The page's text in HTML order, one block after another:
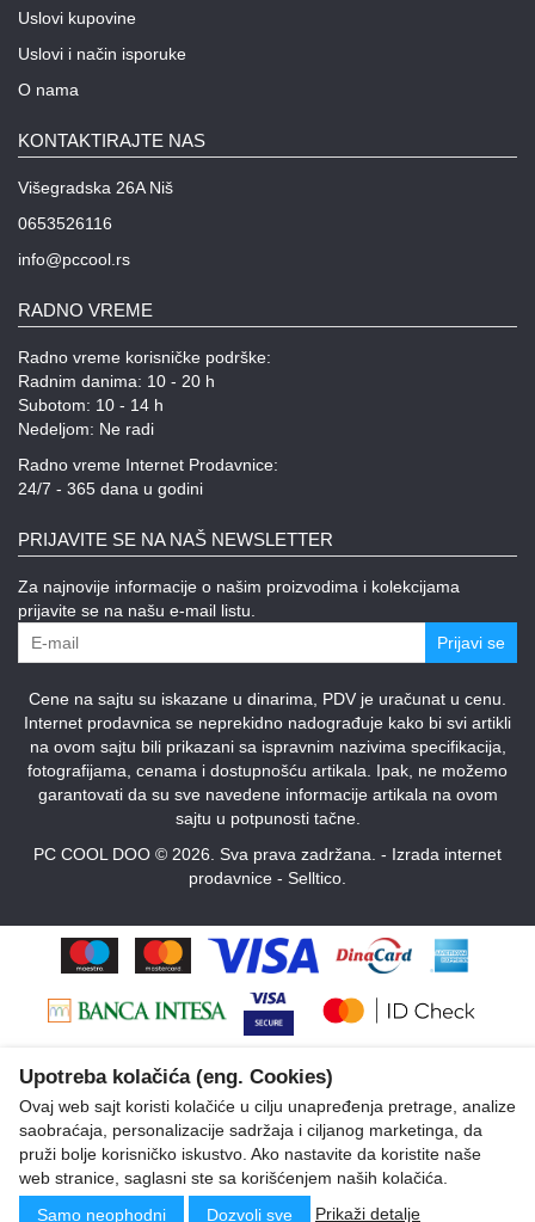
Uslovi kupovine
Uslovi i način isporuke
O nama
KONTAKTIRAJTE NAS
Višegradska 26A Niš
0653526116
info@pccool.rs
RADNO VREME
Radno vreme korisničke podrške:
Radnim danima: 10 - 20 h
Subotom: 10 - 14 h
Nedeljom: Ne radi
Radno vreme Internet Prodavnice:
24/7 - 365 dana u godini
PRIJAVITE SE NA NAŠ NEWSLETTER
Za najnovije informacije o našim proizvodima i kolekcijama
prijavite se na našu e-mail listu.
Prijavi se
Cene na sajtu su iskazane u dinarima, PDV je uračunat u cenu.
Internet prodavnica se neprekidno nadograđuje kako bi svi artikli
na ovom sajtu bili prikazani sa ispravnim nazivima specifikacija,
fotografijama, cenama i dostupnošću artikala. Ipak, ne možemo
garantovati da su sve navedene informacije artikala na ovom
sajtu u potpunosti tačne.
PC COOL DOO © 2026. Sva prava zadržana. - Izrada internet
prodavnice - Selltico.
Upotreba kolačića (eng. Cookies)
Ovaj web sajt koristi kolačiće u cilju unapređenja pretrage, analize
saobraćaja, personalizacije sadržaja i ciljanog marketinga, da
pruži bolje korisničko iskustvo. Ako nastavite da koristite naše
web stranice, saglasni ste sa korišćenjem naših kolačića.
Samo neophodni
Dozvoli sve Prikaži detalje